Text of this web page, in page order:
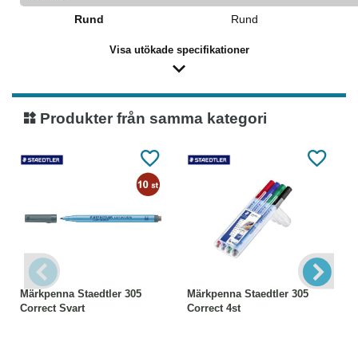
Rund Rund
Visa utökade specifikationer
Produkter från samma kategori
Märkpenna Staedtler 305
Correct Svart
Märkpenna Staedtler 305
Correct 4st